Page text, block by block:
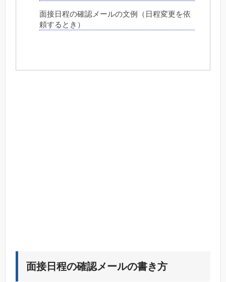
面接日程の確認メールの文例（日程変更を依
頼するとき）
面接日程の確認メールの書き方